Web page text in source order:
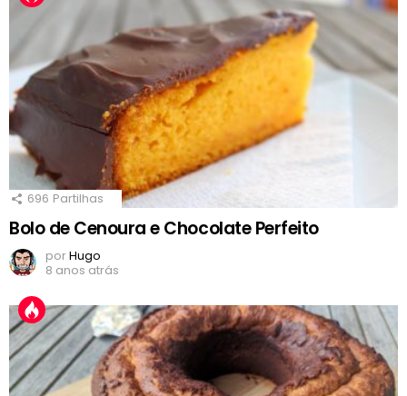
696 Partilhas
Bolo de Cenoura e Chocolate Perfeito
porHugo
8 anos atrás